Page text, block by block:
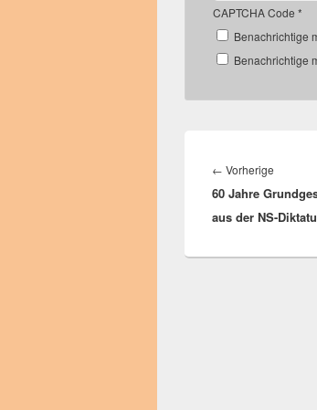
CAPTCHA Code *
Benachrichtige
Benachrichtige
← Vorherige
Beitrag:
60 Jahre
aus der NS-